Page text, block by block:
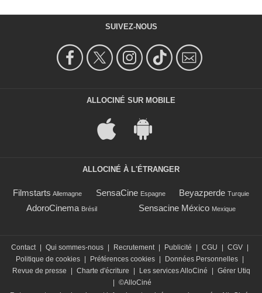
SUIVEZ-NOUS
ALLOCINÉ SUR MOBILE
ALLOCINÉ À L'ÉTRANGER
Filmstarts Allemagne SensaCine Espagne Beyazperde Turquie
AdoroCinema Brésil Sensacine México Mexique
Contact Qui sommes-nous Recrutement Publicité CGU CGV
Politique de cookies
Préférences cookies Données Personnelles
Revue de presse
Charte d'écriture Les services AlloCiné
Gérer Utiq
©AlloCiné